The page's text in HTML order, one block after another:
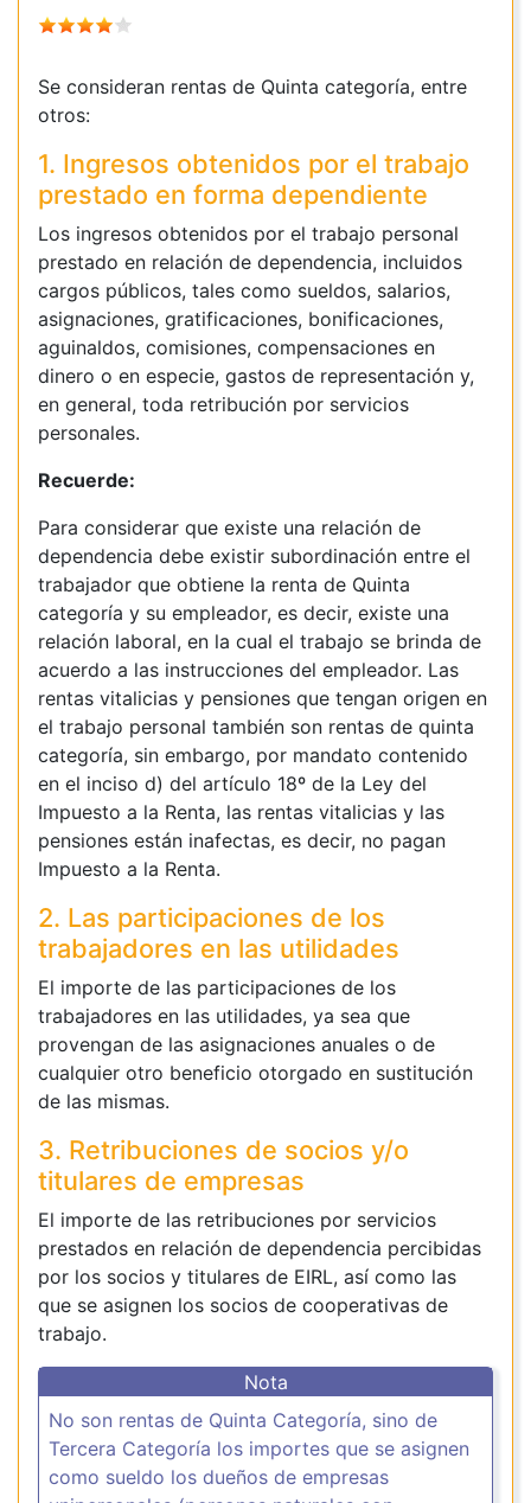
Se consideran rentas de Quinta categoría, entre
otros:
1. Ingresos obtenidos por el trabajo
prestado en forma dependiente
Los ingresos obtenidos por el trabajo personal
prestado en relación de dependencia, incluidos
cargos públicos, tales como sueldos, salarios,
asignaciones, gratificaciones, bonificaciones,
aguinaldos, comisiones, compensaciones en
dinero o en especie, gastos de representación y,
en general, toda retribución por servicios
personales.
Recuerde:
Para considerar que existe una relación de
dependencia debe existir subordinación entre el
trabajador que obtiene la renta de Quinta
categoría y su empleador, es decir, existe una
relación laboral, en la cual el trabajo se brinda de
acuerdo a las instrucciones del empleador. Las
rentas vitalicias y pensiones que tengan origen en
el trabajo personal también son rentas de quinta
categoría, sin embargo, por mandato contenido
en el inciso d) del artículo 18º de la Ley del
Impuesto a la Renta, las rentas vitalicias y las
pensiones están inafectas, es decir, no pagan
Impuesto a la Renta.
2. Las participaciones de los
trabajadores en las utilidades
El importe de las participaciones de los
trabajadores en las utilidades, ya sea que
provengan de las asignaciones anuales o de
cualquier otro beneficio otorgado en sustitución
de las mismas.
3. Retribuciones de socios y/o
titulares de empresas
El importe de las retribuciones por servicios
prestados en relación de dependencia percibidas
por los socios y titulares de EIRL, así como las
que se asignen los socios de cooperativas de
trabajo.
Nota
No son rentas de Quinta Categoría, sino de
Tercera Categoría los importes que se asignen
como sueldo los dueños de empresas